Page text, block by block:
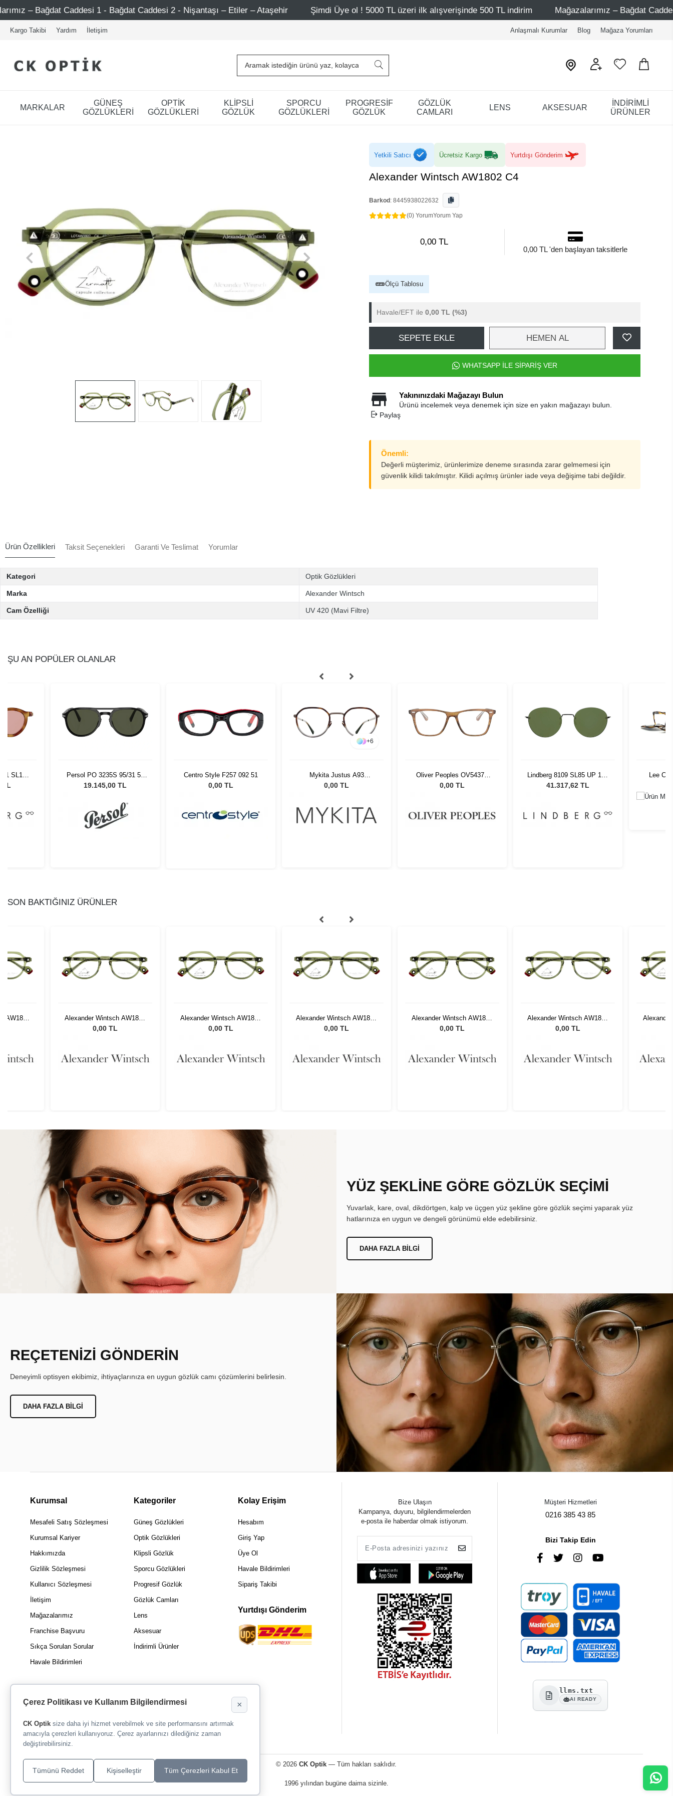
Caddesi 1 - Bağdat Caddesi 2 - Nişantaşı – Etiler – Ataşehir Şimdi Üye ol ! 5000 TL üzeri ilk alışverişinde 500 TL indirim Mağazalarımız – Bağdat Caddesi 1 - Bağdat
Kargo Takibi Yardım İletişim Anlaşmalı Kurumlar Blog Mağaza Yorumları
MARKALAR
GÜNEŞ
GÖZLÜKLERİ
OPTİK
GÖZLÜKLERİ
KLİPSLİ
GÖZLÜK
SPORCU
GÖZLÜKLERİ
PROGRESİF
GÖZLÜK
GÖZLÜK
CAMLARI
LENS AKSESUAR
İNDİRİMLİ
ÜRÜNLER
Yetkili Satıcı Ücretsiz Kargo Yurtdışı Gönderim
Alexander Wintsch AW1802 C4
Barkod : 8445938022632
(0) YorumYorum Yap
0,00 TL
0,00 TL 'den başlayan taksitlerle
Ölçü Tablosu
Havale/EFT ile 0,00 TL (%3)
SEPETE EKLE HEMEN AL
WHATSAPP İLE SİPARİŞ VER
Yakınınızdaki Mağazayı Bulun
Ürünü incelemek veya denemek için size en yakın mağazayı bulun.
Paylaş
Önemli:
Değerli müşterimiz, ürünlerimize deneme sırasında zarar gelmemesi için
güvenlik kilidi takılmıştır. Kilidi açılmış ürünler iade veya değişime tabi değildir.
Ürün Özellikleri Taksit Seçenekleri Garanti Ve Teslimat Yorumlar
Kategori Optik Gözlükleri
Marka Alexander Wintsch
Cam Özelliği UV 420 (Mavi Filtre)
ŞU AN POPÜLER OLANLAR
SL123
TL
Persol PO 3235S 95/31 55
Unisex Güneş Gözlüğü
19.145,00 TL
Centro Style F257 092 51
0,00 TL
+6
Mykita Justus A93
Graphite/Sangy 376
0,00 TL
Oliver Peoples OV5437U
1011 54
0,00 TL
Lindberg 8109 SL85 UP 145
G
41.317,62 TL
Lee
SON BAKTIĞINIZ ÜRÜNLER
AW1802
Alexander Wintsch AW1802
C4
0,00 TL
Alexander Wintsch AW1802
C4
0,00 TL
Alexander Wintsch AW1802
C4
0,00 TL
Alexander Wintsch AW1802
C4
0,00 TL
Alexander Wintsch AW1802
C4
0,00 TL
YÜZ ŞEKLİNE GÖRE GÖZLÜK SEÇİMİ
Yuvarlak, kare, oval, dikdörtgen, kalp ve üçgen yüz şekline göre gözlük seçimi yaparak yüz
hatlarınıza en uygun ve dengeli görünümü elde edebilirsiniz.
DAHA FAZLA BILGI
REÇETENİZİ GÖNDERİN
Deneyimli optisyen ekibimiz, ihtiyaçlarınıza en uygun gözlük camı çözümlerini belirlesin.
DAHA FAZLA BILGI
Kurumsal
Mesafeli Satış Sözleşmesi
Kurumsal Kariyer
Hakkımızda
Gizlilik Sözleşmesi
Kullanıcı Sözleşmesi
İletişim
Mağazalarımız
Franchise Başvuru
Sıkça Sorulan Sorular
Havale Bildirimleri
Kategoriler
Güneş Gözlükleri
Optik Gözlükleri
Klipsli Gözlük
Sporcu Gözlükleri
Progresif Gözlük
Gözlük Camları
Lens
Aksesuar
İndirimli Ürünler
Kolay Erişim
Hesabım
Giriş Yap
Üye Ol
Havale Bildirimleri
Sipariş Takibi
Yurtdışı Gönderim
Bize Ulaşın
Kampanya, duyuru, bilgilendirmelerden
e-posta ile haberdar olmak istiyorum.
Müşteri Hizmetleri
0216 385 43 85
Bizi Takip Edin
llms.txt
AI READY
© 2026CK Optik — Tüm hakları saklıdır.
1996 yılından bugüne daima sizinle.
Çerez Politikası ve Kullanım Bilgilendirmesi ×
CK Optik size daha iyi hizmet verebilmek ve site performansını artırmak
amacıyla çerezleri kullanıyoruz. Çerez ayarlarınızı dilediğiniz zaman
değiştirebilirsiniz.
Tüm Çerezleri Kabul Et
Kişiselleştir
Tümünü Reddet